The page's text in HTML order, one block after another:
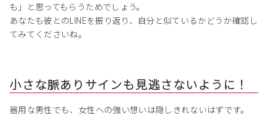
も」と思ってもらうためでしょう。
あなたも彼とのLINEを振り返り、自分と似ているかどうか確認し
てみてくださいね。
小さな脈ありサインも見逃さないように！
器用な男性でも、女性への強い想いは隠しきれないはずです。